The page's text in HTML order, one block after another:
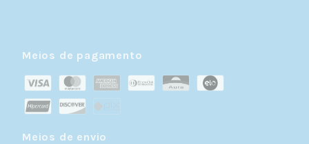
Meios de pagamento
Meios de envio